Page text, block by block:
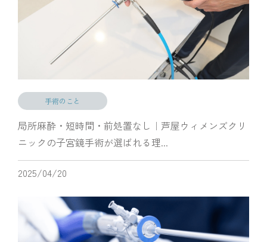
手術のこと
局所麻酔・短時間・前処置なし｜芦屋ウィメンズクリ
ニックの子宮鏡手術が選ばれる理...
2025/04/20